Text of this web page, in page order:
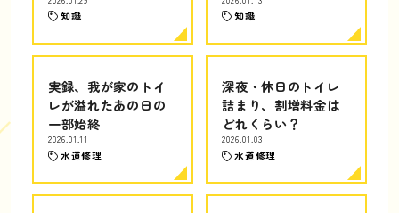
知識 知識
実録、我が家のトイ
レが溢れたあの日の
一部始終
2026.01.11
水道修理
深夜・休日のトイレ
詰まり、割増料金は
どれくらい？
2026.01.03
水道修理